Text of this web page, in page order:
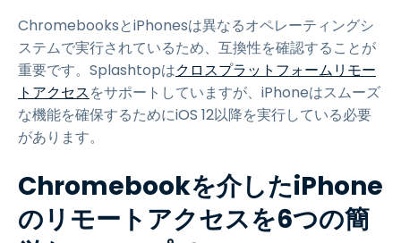
ChromebooksとiPhonesは異なるオペレーティングシ
ステムで実行されているため、互換性を確認することが
重要です。Splashtopはクロスプラットフォームリモー
トアクセスをサポートしていますが、iPhoneはスムーズ
な機能を確保するためにiOS 12以降を実行している必要
があります。
Chromebookを介したiPhone
のリモートアクセスを6つの簡